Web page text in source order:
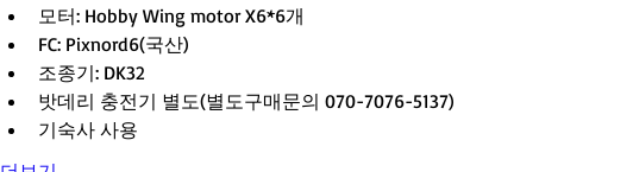
모터: Hobby Wing motor X6*6개
FC: Pixnord6(국산)
조종기: DK32
밧데리 충전기 별도(별도구매문의 070-7076-5137)
기숙사 사용